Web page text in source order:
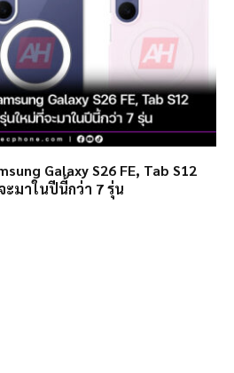
Galaxy S26 FE, Tab S12
ะมาในปีนี้กว่า 7 รุ่น